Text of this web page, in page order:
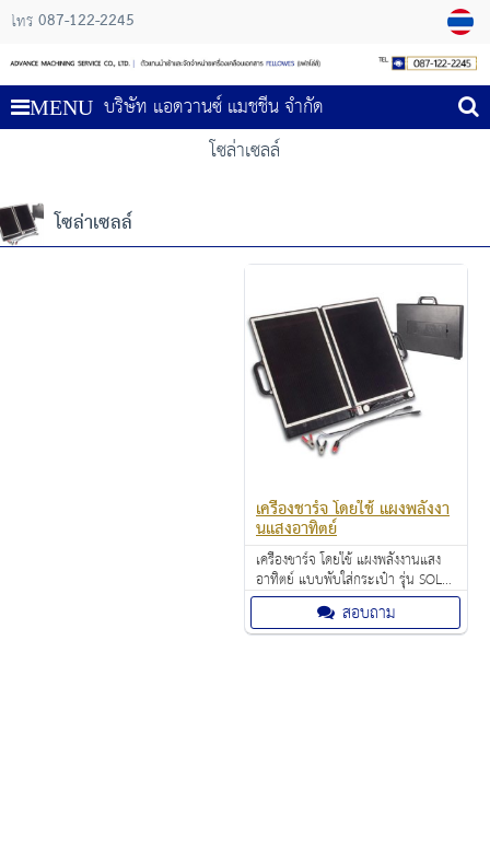
โทร 087-122-2245
MENU บริษัท แอดวานซ์ แมชชีน จำกัด
โซล่าเซลล์
โซล่าเซลล์
เครื่องชาร์จ โดยใช้ แผงพลังงา
นแสงอาทิตย์
เครื่องชาร์จ โดยใช้ แผงพลังงานแสง
อาทิตย์ แบบพับใส่กระเป๋า รุ่น SOL8
ราคา: 6,900.00 บาท
สอบถาม